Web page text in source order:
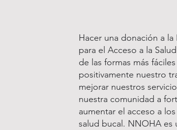
Hacer una donación a la
para el Acceso a la
de las formas más
positivamente nuestro
mejorar nuestros
nuestra comunidad a
aumentar el acceso a
salud bucal. NNOHA es